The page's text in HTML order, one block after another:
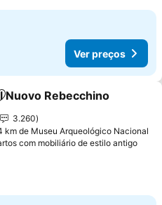
Ver preços
aos favoritos
Nuovo Rebecchino
3.260
km de Museu Arqueológico Nacional
com mobiliário de estilo antigo